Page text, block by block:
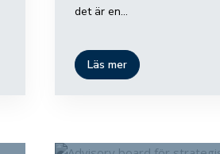
det är en...
Läs mer